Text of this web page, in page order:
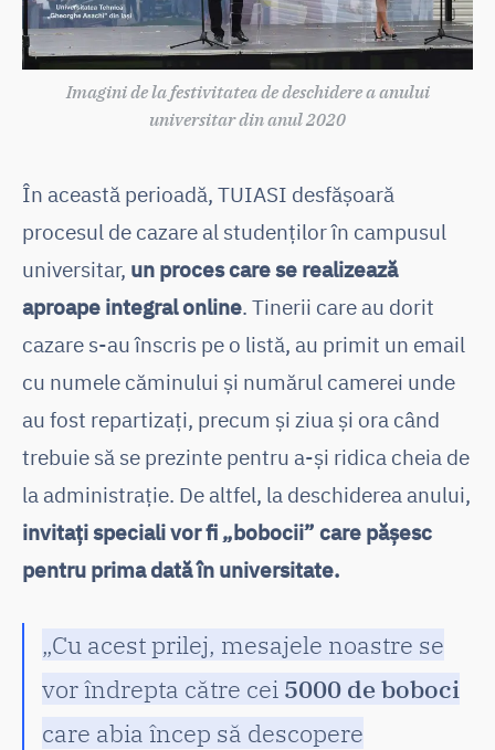
Imagini de la festivitatea de deschidere a anului
universitar din anul 2020
În această perioadă, TUIASI desfășoară
procesul de cazare al studenților în campusul
universitar, un proces care se realizează
aproape integral online. Tinerii care au dorit
cazare s-au înscris pe o listă, au primit un email
cu numele căminului și numărul camerei unde
au fost repartizați, precum și ziua și ora când
trebuie să se prezinte pentru a-și ridica cheia de
la administrație. De altfel, la deschiderea anului,
invitați speciali vor fi „bobocii” care pășesc
pentru prima dată în universitate.
„Cu acest prilej, mesajele noastre se
vor îndrepta către cei 5000 de boboci
care abia încep să descopere